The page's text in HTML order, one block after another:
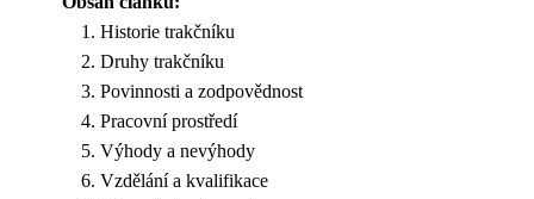
Historie trakčníku
Druhy trakčníku
Povinnosti a zodpovědnost
Pracovní prostředí
Výhody a nevýhody
Vzdělání a kvalifikace